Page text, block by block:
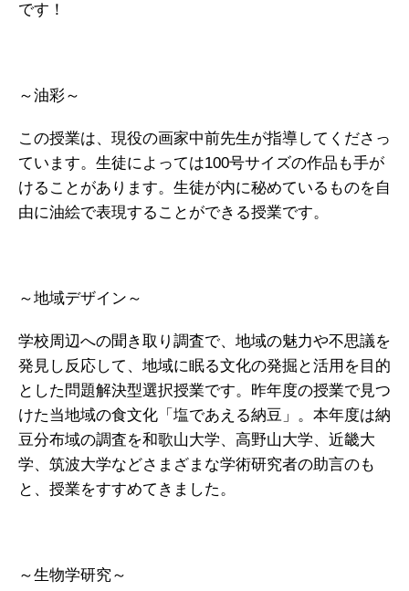
です！
～油彩～
この授業は、現役の画家中前先生が指導してくださっ
ています。生徒によっては100号サイズの作品も手が
けることがあります。生徒が内に秘めているものを自
由に油絵で表現することができる授業です。
～地域デザイン～
学校周辺への聞き取り調査で、地域の魅力や不思議を
発見し反応して、地域に眠る文化の発掘と活用を目的
とした問題解決型選択授業です。昨年度の授業で見つ
けた当地域の食文化「塩であえる納豆」。本年度は納
豆分布域の調査を和歌山大学、高野山大学、近畿大
学、筑波大学などさまざまな学術研究者の助言のも
と、授業をすすめてきました。
～生物学研究～